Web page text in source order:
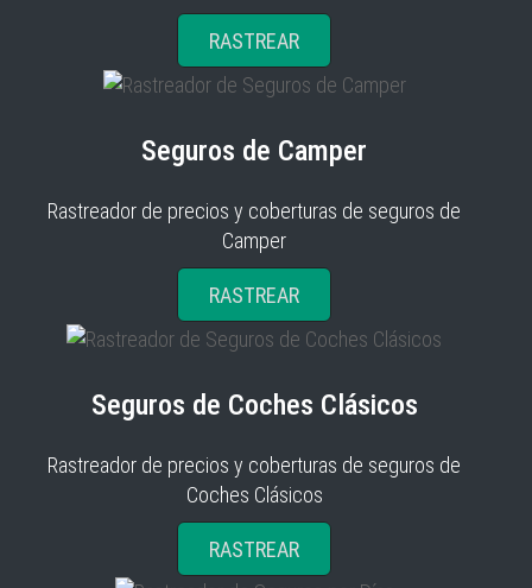
RASTREAR
Seguros de Camper
Rastreador de precios y coberturas de seguros de
Camper
RASTREAR
Seguros de Coches Clásicos
Rastreador de precios y coberturas de seguros de
Coches Clásicos
RASTREAR